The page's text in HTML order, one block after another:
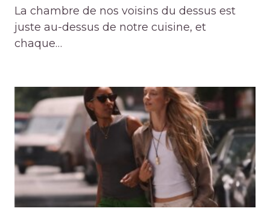
La chambre de nos voisins du dessus est
juste au-dessus de notre cuisine, et
chaque…